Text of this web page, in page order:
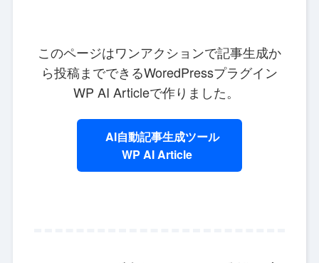
このページはワンアクションで記事生成か
ら投稿までできるWoredPressプラグイン
WP AI Articleで作りました。
AI自動記事生成ツール
WP AI Article